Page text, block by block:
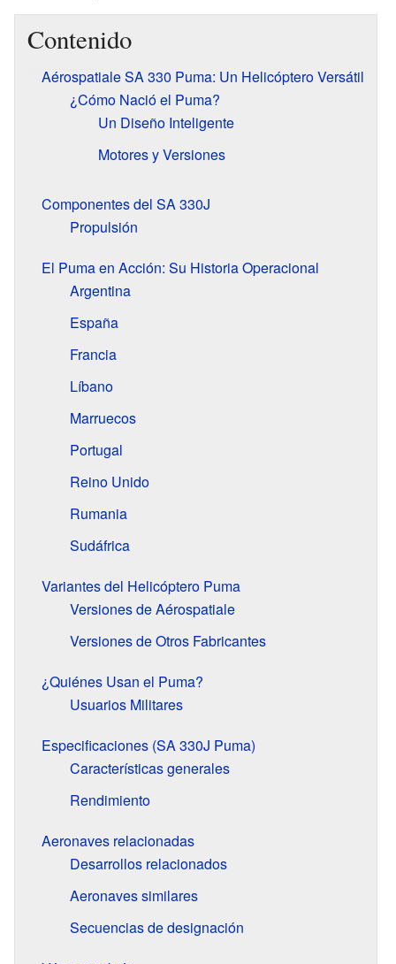
Contenido
Aérospatiale SA 330 Puma: Un Helicóptero Versátil
¿Cómo Nació el Puma?
Un Diseño Inteligente
Motores y Versiones
Componentes del SA 330J
Propulsión
El Puma en Acción: Su Historia Operacional
Argentina
España
Francia
Líbano
Marruecos
Portugal
Reino Unido
Rumania
Sudáfrica
Variantes del Helicóptero Puma
Versiones de Aérospatiale
Versiones de Otros Fabricantes
¿Quiénes Usan el Puma?
Usuarios Militares
Especificaciones (SA 330J Puma)
Características generales
Rendimiento
Aeronaves relacionadas
Desarrollos relacionados
Aeronaves similares
Secuencias de designación